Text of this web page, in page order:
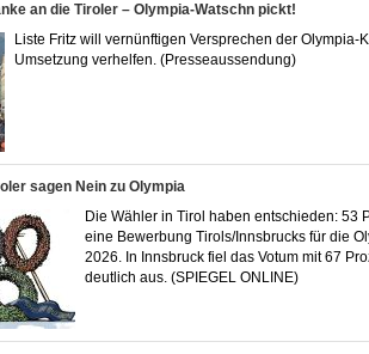
an die Tiroler – Olympia-Watschn pickt!
Liste Fritz will vernünftigen Versprechen der Olympia-
Umsetzung verhelfen. (Presseaussendung)
sagen Nein zu Olympia
Die Wähler in Tirol haben entschieden: 53
eine Bewerbung Tirols/Innsbrucks für die
2026. In Innsbruck fiel das Votum mit 67
deutlich aus. (SPIEGEL ONLINE)